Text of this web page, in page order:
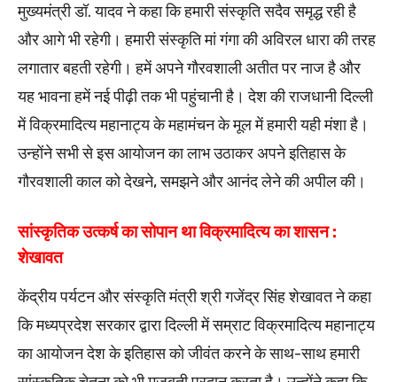
मुख्यमंत्री डॉ. यादव ने कहा कि हमारी संस्कृति सदैव समृद्ध रही है
और आगे भी रहेगी। हमारी संस्कृति मां गंगा की अविरल धारा की तरह
लगातार बहती रहेगी। हमें अपने गौरवशाली अतीत पर नाज है और
यह भावना हमें नई पीढ़ी तक भी पहुंचानी है। देश की राजधानी दिल्ली
में विक्रमादित्य महानाट्य के महामंचन के मूल में हमारी यही मंशा है।
उन्होंने सभी से इस आयोजन का लाभ उठाकर अपने इतिहास के
गौरवशाली काल को देखने, समझने और आनंद लेने की अपील की।
सांस्कृतिक उत्कर्ष का सोपान था विक्रमादित्य का शासन :
शेखावत
केंद्रीय पर्यटन और संस्कृति मंत्री श्री गजेंद्र सिंह शेखावत ने कहा
कि मध्यप्रदेश सरकार द्वारा दिल्ली में सम्राट विक्रमादित्य महानाट्य
का आयोजन देश के इतिहास को जीवंत करने के साथ-साथ हमारी